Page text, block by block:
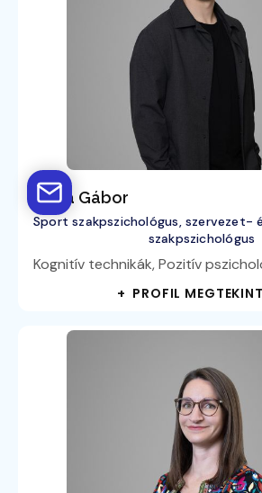
Barta Gábor
Sport szakpszichológus, szervezet-
szakpszichológus
Kognitív technikák, Pozitív
+ PROFIL